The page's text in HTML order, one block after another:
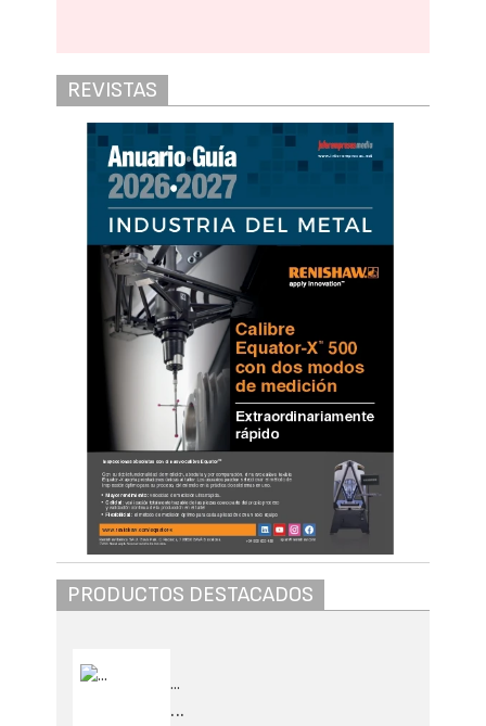
REVISTAS
PRODUCTOS DESTACADOS
...
...